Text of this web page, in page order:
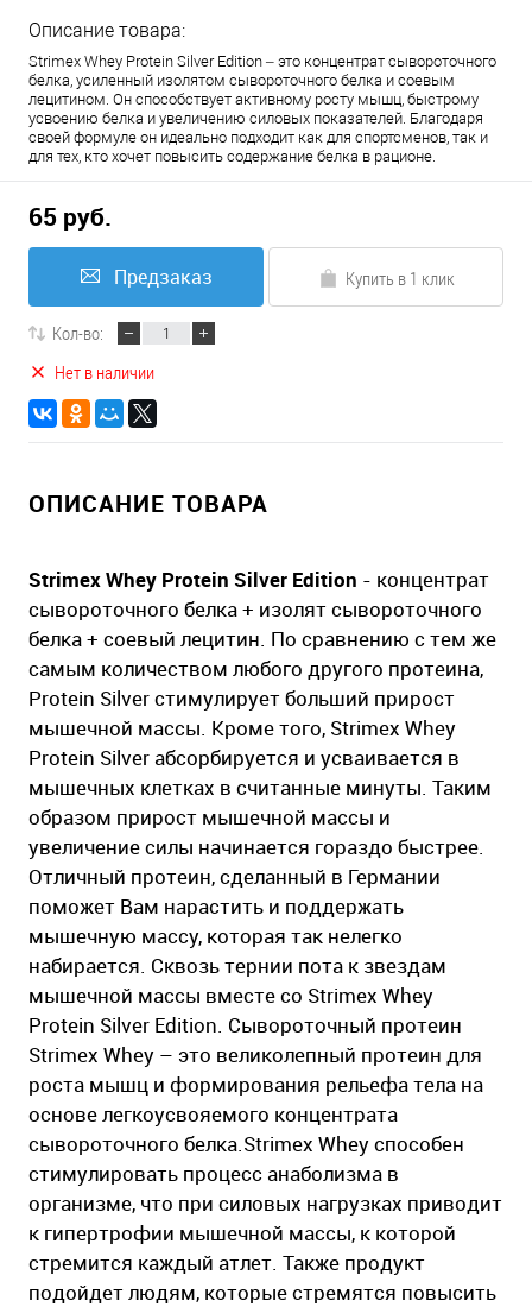
Описание товара:
Strimex Whey Protein Silver Edition – это концентрат сывороточного
белка, усиленный изолятом сывороточного белка и соевым
лецитином. Он способствует активному росту мышц, быстрому
усвоению белка и увеличению силовых показателей. Благодаря
своей формуле он идеально подходит как для спортсменов, так и
для тех, кто хочет повысить содержание белка в рационе.
65 руб.
Предзаказ Купить в 1 клик
Кол-во:
Нет в наличии
ОПИСАНИЕ ТОВАРА
Strimex Whey Protein Silver Edition - концентрат
сывороточного белка + изолят сывороточного
белка + соевый лецитин. По сравнению с тем же
самым количеством любого другого протеина,
Protein Silver стимулирует больший прирост
мышечной массы. Кроме того, Strimex Whey
Protein Silver абсорбируется и усваивается в
мышечных клетках в считанные минуты. Таким
образом прирост мышечной массы и
увеличение силы начинается гораздо быстрее.
Отличный протеин, сделанный в Германии
поможет Вам нарастить и поддержать
мышечную массу, которая так нелегко
набирается. Сквозь тернии пота к звездам
мышечной массы вместе со Strimex Whey
Protein Silver Edition. Сывороточный протеин
Strimex Whey – это великолепный протеин для
роста мышц и формирования рельефа тела на
основе легкоусвояемого концентрата
сывороточного белка.Strimex Whey способен
стимулировать процесс анаболизма в
организме, что при силовых нагрузках приводит
к гипертрофии мышечной массы, к которой
стремится каждый атлет. Также продукт
подойдет людям, которые стремятся повысить